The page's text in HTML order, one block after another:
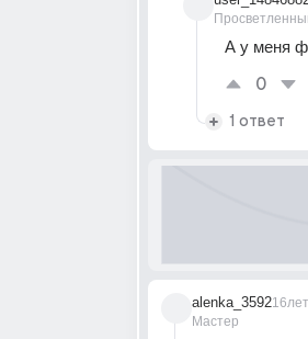
А у меня
0
1 ответ
alenka_3592
Мастер
16лет